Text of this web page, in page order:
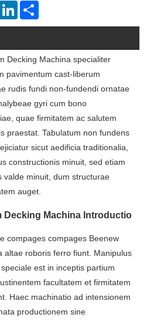
LinkedIn
Decking Machina specialiter
pavimentum cast-liberum
rudis fundi non-fundendi ornatae
gyri cum bono
quae firmitatem ac salutem
praestat. Tabulatum non fundens
sicut aedificia traditionalia,
constructionis minuit, sed etiam
valde minuit, dum structurae
auget.
Decking Machina Introductio
compages compages Beenew
altae roboris ferro fiunt. Manipulus
est in inceptis partium
facultatem et firmitatem
Haec machinatio ad intensionem
productionem sine